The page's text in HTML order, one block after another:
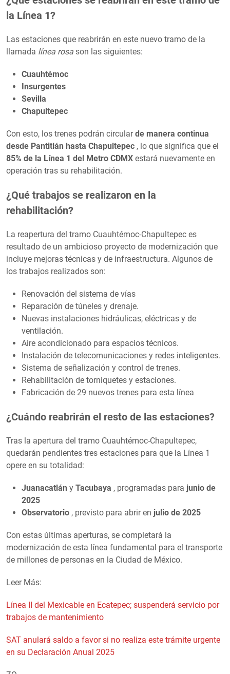
la Línea 1?
Las estaciones que reabrirán en este nuevo tramo de la
llamada línea rosa son las siguientes:
Cuauhtémoc
Insurgentes
Sevilla
Chapultepec
Con esto, los trenes podrán circularde manera continua
desde Pantitlán hasta Chapultepec , lo que significa que el
85% de la Línea 1 del Metro CDMX estará nuevamente en
operación tras su rehabilitación.
¿Qué trabajos se realizaron en la
rehabilitación?
La reapertura del tramo Cuauhtémoc-Chapultepec es
resultado de un ambicioso proyecto de modernización que
incluye mejoras técnicas y de infraestructura. Algunos de
los trabajos realizados son:
Renovación del sistema de vías
Reparación de túneles y drenaje.
Nuevas instalaciones hidráulicas, eléctricas y de
ventilación.
Aire acondicionado para espacios técnicos.
Instalación de telecomunicaciones y redes inteligentes.
Sistema de señalización y control de trenes.
Rehabilitación de torniquetes y estaciones.
Fabricación de 29 nuevos trenes para esta línea
¿Cuándo reabrirán el resto de las estaciones?
Tras la apertura del tramo Cuauhtémoc-Chapultepec,
quedarán pendientes tres estaciones para que la Línea 1
opere en su totalidad:
Juanacatlán y Tacubaya , programadas para junio de
2025
Observatorio , previsto para abrir en julio de 2025
Con estas últimas aperturas, se completará la
modernización de esta línea fundamental para el transporte
de millones de personas en la Ciudad de México.
Leer Más:
Línea II del Mexicable en Ecatepec; suspenderá servicio por
trabajos de mantenimiento
SAT anulará saldo a favor si no realiza este trámite urgente
en su Declaración Anual 2025